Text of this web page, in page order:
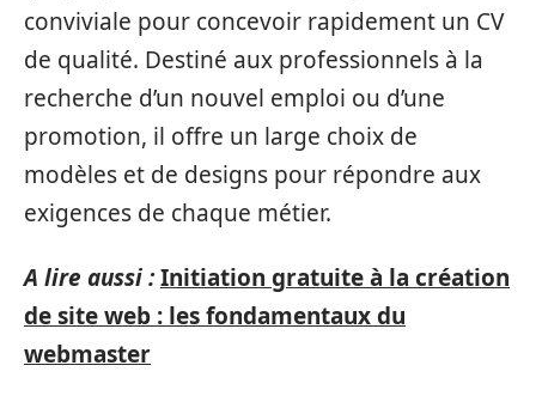
conviviale pour concevoir rapidement un CV
de qualité. Destiné aux professionnels à la
recherche d’un nouvel emploi ou d’une
promotion, il offre un large choix de
modèles et de designs pour répondre aux
exigences de chaque métier.
A lire aussi :Initiation gratuite à la création
de site web : les fondamentaux du
webmaster